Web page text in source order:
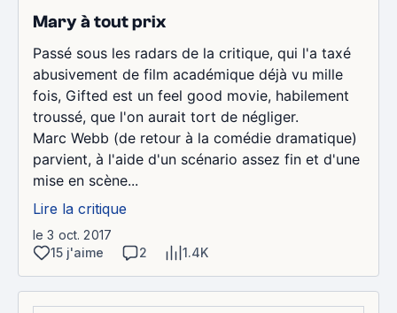
Mary à tout prix
Passé sous les radars de la critique, qui l'a taxé
abusivement de film académique déjà vu mille
fois, Gifted est un feel good movie, habilement
troussé, que l'on aurait tort de négliger.
Marc Webb (de retour à la comédie dramatique)
parvient, à l'aide d'un scénario assez fin et d'une
mise en scène...
Lire la critique
le 3 oct. 2017
15 j'aime
2 1.4K